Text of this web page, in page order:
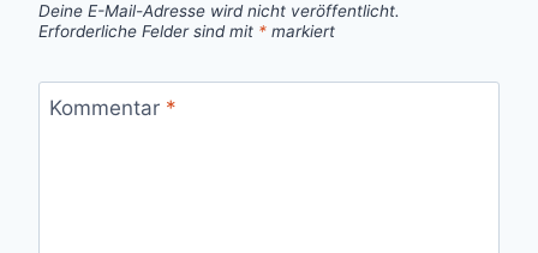
Deine E-Mail-Adresse wird nicht veröffentlicht.
Erforderliche Felder sind mit * markiert
Kommentar *